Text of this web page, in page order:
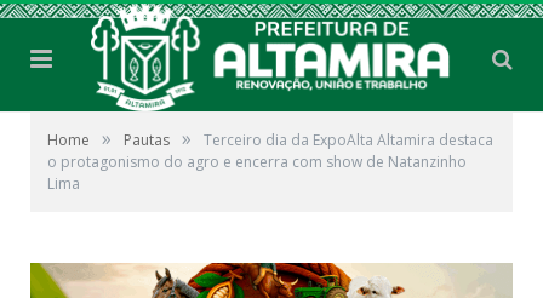
Home » Pautas »
Terceiro dia da ExpoAlta Altamira destaca
o protagonismo do agro e encerra com show de Natanzinho
Lima